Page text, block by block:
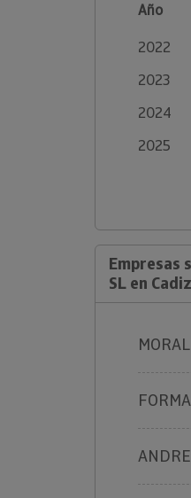
Año
2022
2023
2024
2025
Empresas
SL en Cadiz